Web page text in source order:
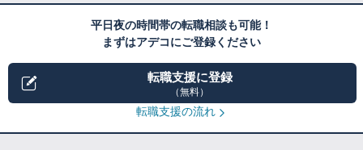
平日夜の時間帯の転職相談も可能！
まずはアデコにご登録ください
転職支援に登録
（無料）
転職支援の流れ